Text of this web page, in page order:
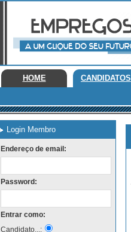
HOME CANDIDATOS
Login Membro
Endereço de email:
Password:
Entrar como:
Candidato...: